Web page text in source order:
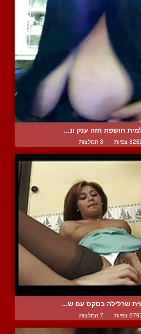
חושפת חזה ענק ונ...
צפיות | 8 המלצות
שרלילה בסקס עם ש...
צפיות | 7 המלצות